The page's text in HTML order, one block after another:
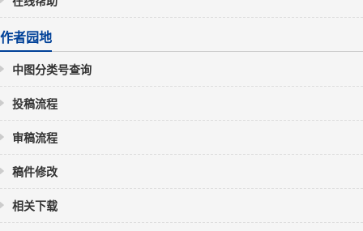
作者园地
中图分类号查询
投稿流程
审稿流程
稿件修改
相关下载